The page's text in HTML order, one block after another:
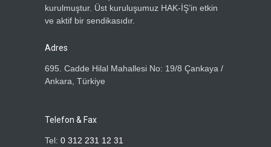
kurulmuştur. Üst kuruluşumuz HAK-İŞ’in etkin
ve aktif bir sendikasıdır.
Adres
695. Cadde Hilal Mahallesi No: 19/8 Çankaya /
Ankara, Türkiye
Telefon & Fax
Tel: 0 312 231 12 31